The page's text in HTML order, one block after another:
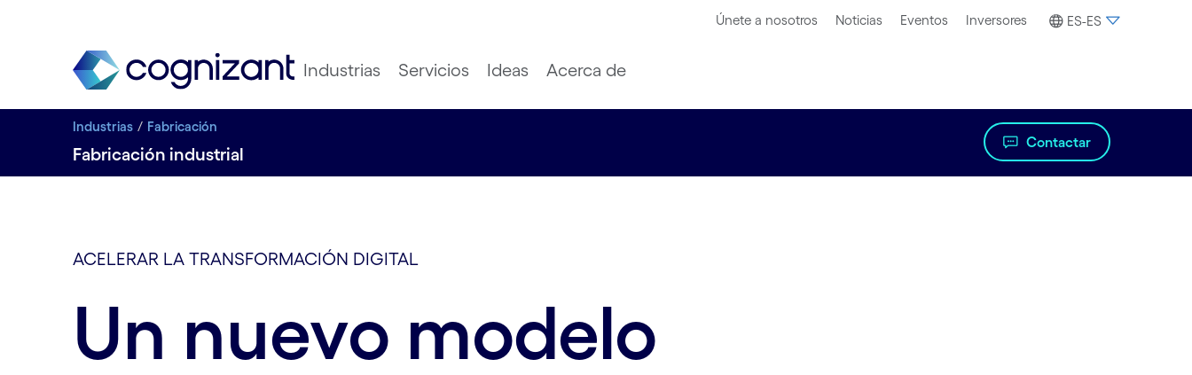
Únete a nosotros Noticias Eventos Inversores ES-ES
Industrias Servicios Ideas Acerca de
Industrias Fabricación
Fabricación industrial
Contactar
ACELERAR LA TRANSFORMACIÓN DIGITAL
Un nuevo modelo